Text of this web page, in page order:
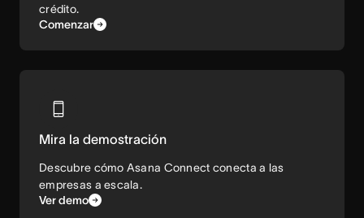
crédito.
Comenzar
Mira la demostración
Descubre cómo Asana Connect conecta a las
empresas a escala.
Ver demo